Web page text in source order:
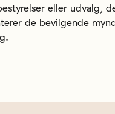
eller udvalg,
de bevilgende